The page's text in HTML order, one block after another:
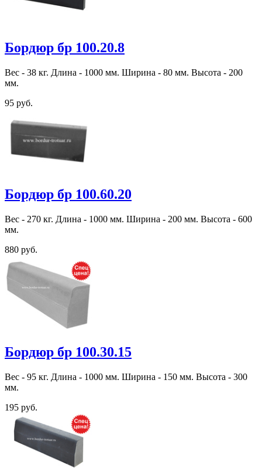
Бордюр бр 100.20.8
Вес - 38 кг. Длина - 1000 мм. Ширина - 80 мм. Высота - 200
мм.
95 руб.
Бордюр бр 100.60.20
Вес - 270 кг. Длина - 1000 мм. Ширина - 200 мм. Высота - 600
мм.
880 руб.
Бордюр бр 100.30.15
Вес - 95 кг. Длина - 1000 мм. Ширина - 150 мм. Высота - 300
мм.
195 руб.